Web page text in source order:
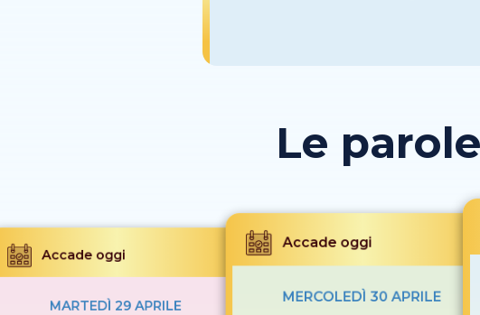
Le
Accade oggi
MARTEDÌ 29 APRILE
Accade oggi
MERCOLEDÌ 30 APRILE